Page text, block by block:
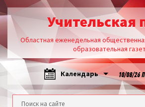
Учительская
Областная еженедельная
образовательная
Календарь 10/08/26